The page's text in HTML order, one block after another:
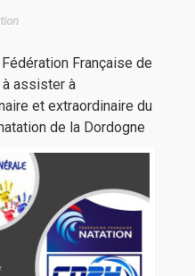
Française de
assister à
et extraordinaire du
de la Dordogne